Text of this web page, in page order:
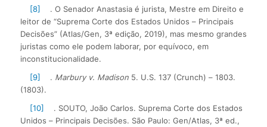
[8]
. O Senador Anastasia é jurista, Mestre em Direito e
leitor de “Suprema Corte dos Estados Unidos – Principais
Decisões” (Atlas/Gen, 3ª edição, 2019), mas mesmo grandes
juristas como ele podem laborar, por equívoco, em
inconstitucionalidade.
[9]
. Marbury v. Madison5. U.S. 137 (Crunch) – 1803.
(1803).
[10]
. SOUTO, João Carlos. Suprema Corte dos Estados
Unidos – Principais Decisões. São Paulo: Gen/Atlas, 3ª ed.,